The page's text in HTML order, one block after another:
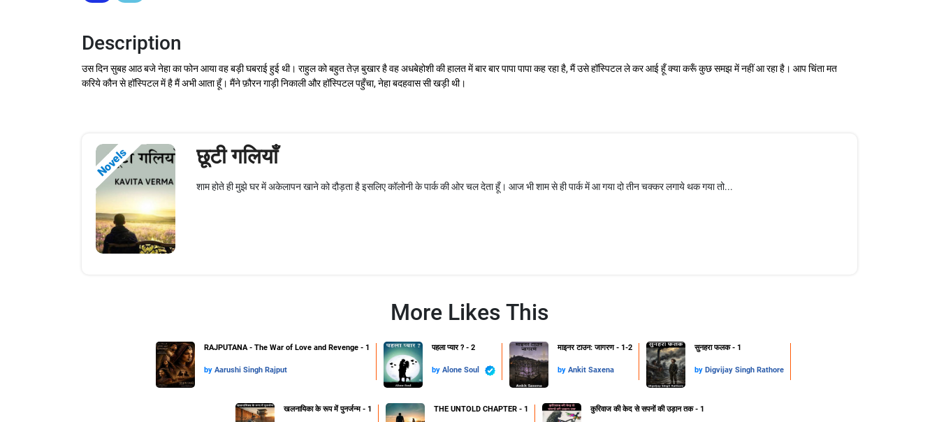
Description
उस दिन सुबह आठ बजे नेहा का फोन आया वह बड़ी घबराई हुई थी। राहुल को बहुत तेज़ बुखार है वह अधबेहोशी की हालत में बार बार पापा पापा कह रहा है, मैं उसे हॉस्पिटल ले कर आई हूँ क्या करूँ कुछ समझ में नहीं आ रहा है। आप चिंता मत
करिये कौन से हॉस्पिटल में है मैं अभी आता हूँ। मैंने फ़ौरन गाड़ी निकाली और हॉस्पिटल पहुँचा, नेहा बदहवास सी खड़ी थी।
Novels छूटी गलियाँ
शाम होते ही मुझे घर में अकेलापन खाने को दौड़ता है इसलिए कॉलोनी के पार्क की ओर चल देता हूँ। आज भी शाम से ही पार्क में आ गया दो तीन चक्कर लगाये थक गया तो...
More Likes This
RAJPUTANA - The War of Love and Revenge - 1
by Aarushi Singh Rajput
पहला प्यार ? - 2
by Alone Soul
माइनर टाउन: जागरण - 1-2
by Ankit Saxena
सुनहरा फलक - 1
by Digvijay Singh Rathore
खलनायिका के रूप में पुनर्जन्म - 1 THE UNTOLD CHAPTER - 1 कुरिवाज की केद से सपनों की उड़ान तक - 1